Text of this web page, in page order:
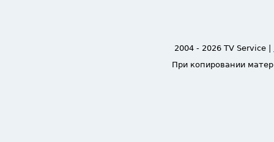
2004 - 2026 TV Service |
При копировании